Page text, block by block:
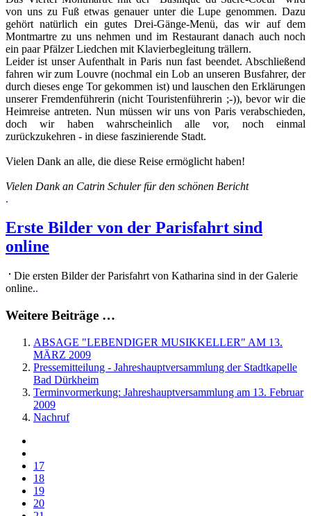
von uns zu Fuß etwas genauer unter die Lupe genommen. Dazu
gehört natürlich ein gutes Drei-Gänge-Menü, das wir auf dem
Montmartre zu uns nehmen und im Restaurant danach auch noch
ein paar Pfälzer Liedchen mit Klavierbegleitung trällern.
Leider ist unser Aufenthalt in Paris nun fast beendet. Abschließend
fahren wir zum Louvre (nochmal ein Lob an unseren Busfahrer, der
durch dieses enge Tor gekommen ist) und lauschen den Erklärungen
unserer Fremdenführerin (nicht Touristenführerin ;-)), bevor wir die
Heimreise antreten. Nun müssen wir uns von Paris verabschieden,
doch wir haben wahrscheinlich alle vor, noch einmal
zurückzukehren - in diese faszinierende Stadt.
Vielen Dank an alle, die diese Reise ermöglicht haben!
Vielen Dank an Catrin Schuler für den schönen Bericht
.
Erste Bilder von der Parisfahrt sind
online
Die ersten Bilder der Parisfahrt von Katharina sind in der Galerie
online..
Weitere Beiträge …
ABSAGE "LEBENDIGER MUSIKKELLER" AM 13.
MÄRZ 2009
Pressemitteilung - Jahreshauptversammlung der Stadtkapelle
Bad Dürkheim
Terminvormerkung: Jahreshauptversammlung am 13. Februar
2009
Nachruf
17
18
19
20